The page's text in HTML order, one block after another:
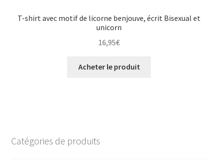
T-shirt avec motif de licorne benjouve, écrit Bisexual et
unicorn
16,95€
Acheter le produit
Catégories de produits